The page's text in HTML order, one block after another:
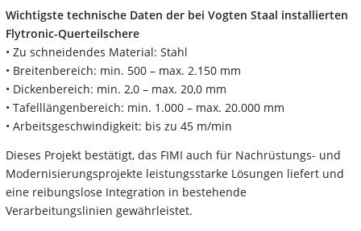
Wichtigste technische Daten der bei Vogten Staal installierten
Flytronic-Querteilschere
• Zu schneidendes Material: Stahl
• Breitenbereich: min. 500 – max. 2.150 mm
• Dickenbereich: min. 2,0 – max. 20,0 mm
• Tafelllängenbereich: min. 1.000 – max. 20.000 mm
• Arbeitsgeschwindigkeit: bis zu 45 m/min
Dieses Projekt bestätigt, das FIMI auch für Nachrüstungs- und
Modernisierungsprojekte leistungsstarke Lösungen liefert und
eine reibungslose Integration in bestehende
Verarbeitungslinien gewährleistet.